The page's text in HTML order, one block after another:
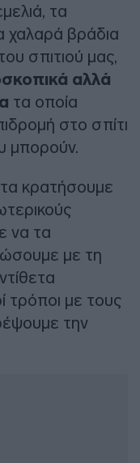
τα
χαλαρά βράδια
σπιτιού μας,
αλλά
τα οποία
στο σπίτι
μπορούν.
κρατήσουμε
να τα
με τη
τρόποι με τους
την